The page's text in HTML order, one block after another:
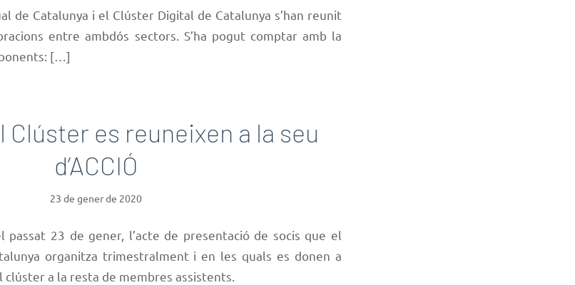
de Catalunya i el Clúster Digital de Catalunya s’han reunit
entre ambdós sectors. S’ha pogut comptar amb la
[…]
Clúster es reuneixen a la seu
d’ACCIÓ
23 de gener de 2020
passat 23 de gener, l’acte de presentació de socis que el
organitza trimestralment i en les quals es donen a
a la resta de membres assistents.